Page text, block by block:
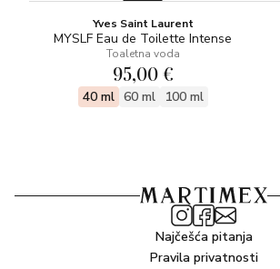
Yves Saint Laurent
MYSLF Eau de Toilette Intense
Toaletna voda
95,00 €
40 ml 60 ml 100 ml
Najčešća pitanja
Pravila privatnosti